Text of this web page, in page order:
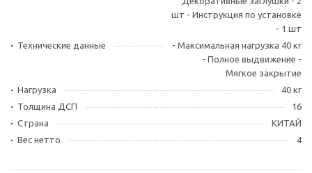
шт - Инструкция по установке
- 1 шт
Технические данные
- Максимальная нагрузка 40 кг
- Полное выдвижение -
Мягкое закрытие
Нагрузка
40 кг
Толщина ДСП
16
Страна
КИТАЙ
Вес нетто
4